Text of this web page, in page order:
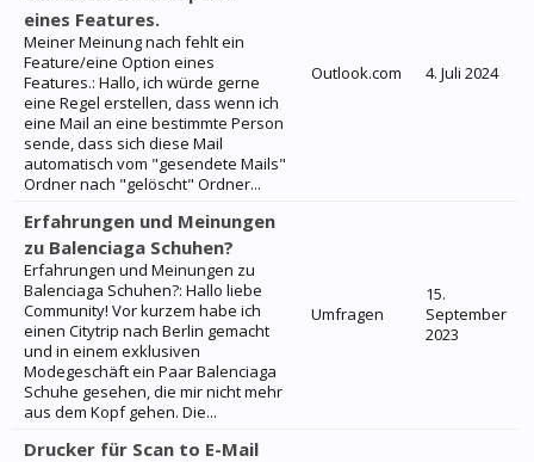
eines Features.
Meiner Meinung nach fehlt ein
Feature/eine Option eines
Features.: Hallo, ich würde gerne
eine Regel erstellen, dass wenn ich
eine Mail an eine bestimmte Person
sende, dass sich diese Mail
automatisch vom "gesendete Mails"
Ordner nach "gelöscht" Ordner...
Outlook.com 4. Juli 2024
Erfahrungen und Meinungen
zu Balenciaga Schuhen?
Erfahrungen und Meinungen zu
Balenciaga Schuhen?: Hallo liebe
Community! Vor kurzem habe ich
einen Citytrip nach Berlin gemacht
und in einem exklusiven
Modegeschäft ein Paar Balenciaga
Schuhe gesehen, die mir nicht mehr
aus dem Kopf gehen. Die...
Umfragen
15.
September
2023
Drucker für Scan to E-Mail